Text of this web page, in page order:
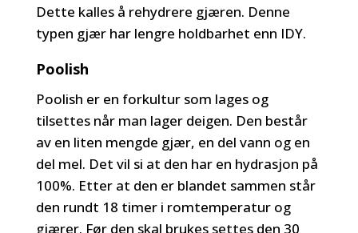
Dette kalles å rehydrere gjæren. Denne
typen gjær har lengre holdbarhet enn IDY.
Poolish
Poolish er en forkultur som lages og
tilsettes når man lager deigen. Den består
av en liten mengde gjær, en del vann og en
del mel. Det vil si at den har en hydrasjon på
100%. Etter at den er blandet sammen står
den rundt 18 timer i romtemperatur og
gjærer. Før den skal brukes settes den 30